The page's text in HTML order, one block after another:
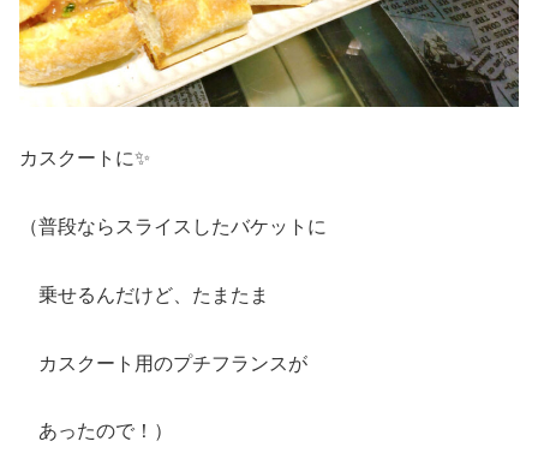
カスクートに✨
（普段ならスライスしたバケットに
乗せるんだけど、たまたま
カスクート用のプチフランスが
あったので！）